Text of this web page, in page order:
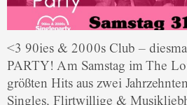
<3 90ies & 2000s Club –
PARTY! Am Samstag im The
größten Hits aus zwei
Singles, Flirtwillige &